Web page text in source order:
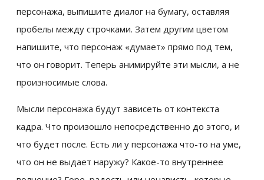
персонажа, выпишите диалог на бумагу, оставляя
пробелы между строчками. Затем другим цветом
напишите, что персонаж «думает» прямо под тем,
что он говорит. Теперь анимируйте эти мысли, а не
произносимые слова.
Мысли персонажа будут зависеть от контекста
кадра. Что произошло непосредственно до этого, и
что будет после. Есть ли у персонажа что-то на уме,
что он не выдает наружу? Какое-то внутреннее